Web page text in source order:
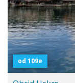
od 109e